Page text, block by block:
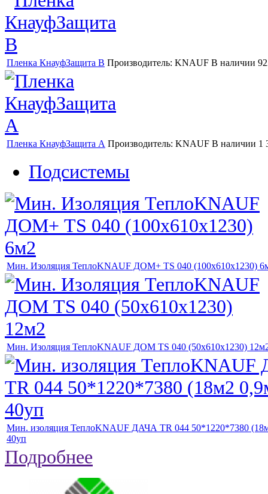
Пленка КнауфЗащита В Производитель: KNAUF В наличии
Пленка КнауфЗащита А Производитель: KNAUF В наличии 1
Подсистемы
Мин. Изоляция ТеплоKNAUF ДОМ+ TS 040 (100х610х1230)
Мин. Изоляция ТеплоKNAUF ДОМ TS 040 (50х610х1230)
Мин. изоляция ТеплоKNAUF ДАЧА TR 044 50*1220*7380
40уп
Подробнее